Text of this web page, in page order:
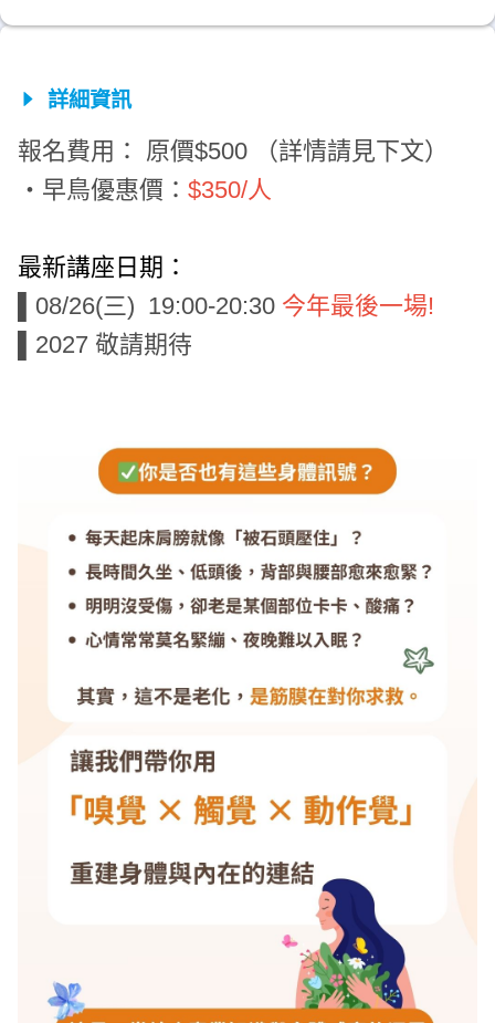
詳細資訊
報名費用：
原價$500 （詳情請見下文）
・早鳥優惠價： $350/人
最新講座日期：
08/26(三) 19:00-20:30 今年最後一場!
2027 敬請期待